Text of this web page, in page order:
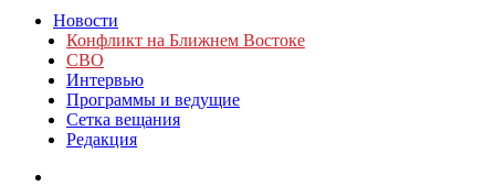
Новости
Конфликт на Ближнем Востоке
СВО
Интервью
Программы и ведущие
Сетка вещания
Редакция